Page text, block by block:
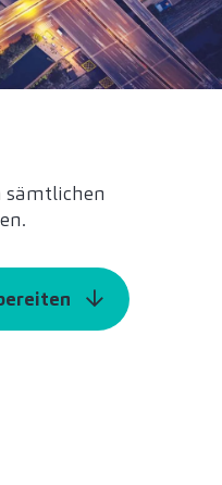
sämtlichen